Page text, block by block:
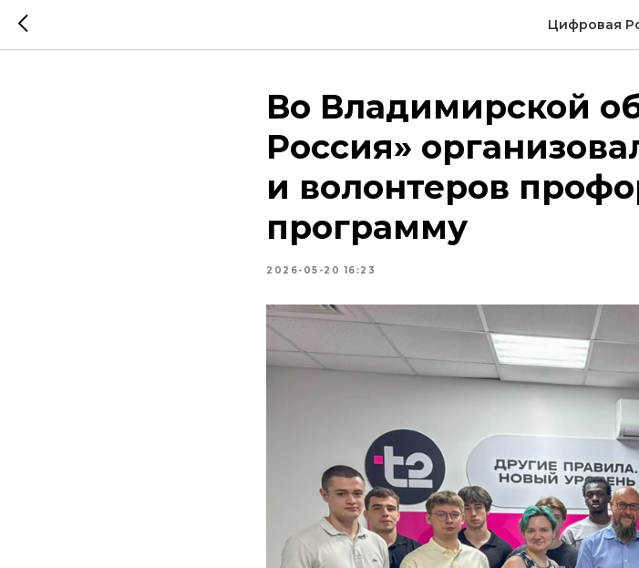
Цифровая
Во Владимирской
Россия»
и волонтеров
программу
2026-05-20 16:23